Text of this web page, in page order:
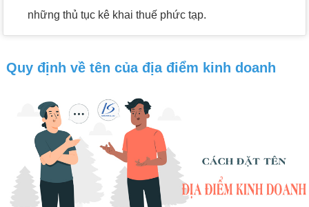
những thủ tục kê khai thuế phức tạp.
Quy định về tên của địa điểm kinh doanh